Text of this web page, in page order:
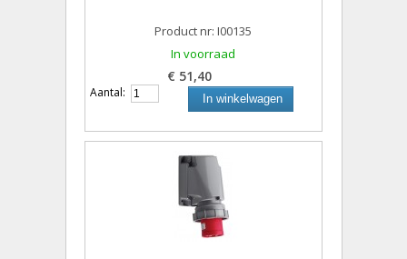
Product nr: I00135
In voorraad
€ 51,40
Aantal: In winkelwagen